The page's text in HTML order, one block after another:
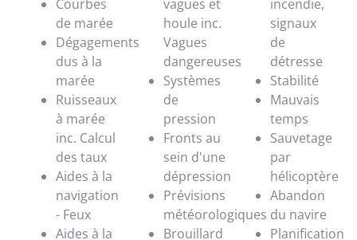
Courbes
de marée
Dégagements
dus à la
marée
Ruisseaux
à marée
inc. Calcul
des taux
Aides à la
navigation
- Feux
Aides à la
vagues et
houle inc.
Vagues
dangereuses
Systèmes
de
pression
Fronts au
sein d'une
dépression
Prévisions
météorologiques
Brouillard
incendie,
signaux
de
détresse
Stabilité
Mauvais
temps
Sauvetage
par
hélicoptère
Abandon
du navire
Planification